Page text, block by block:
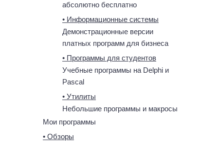
абсолютно бесплатно
• Информационные системы
Демонстрационные версии
платных программ для бизнеса
• Программы для студентов
Учебные программы на Delphi и
Pascal
• Утилиты
Небольшие программы и макросы
Мои программы
• Обзоры